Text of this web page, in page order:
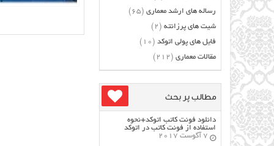
رساله های ارشد معماری (65)
شیت های پرزانته (2)
فایل های پولی اتوکد (10)
مقالات معماری (212)
مطالب پر بحث
دانلود فونت کاتب اتوکد+نحوه
استفاده از فونت کاتب در اتوکد
7 آگوست 2017